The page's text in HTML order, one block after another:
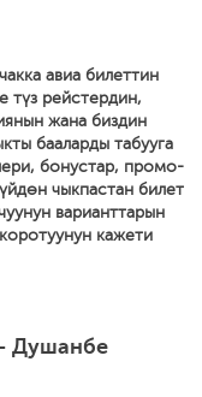
авиа билеттин
түз рейстердин,
жана биздин
бааларды табууга
бонустар, промо-
чыкпастан билет
варианттарын
кажети
Душанбе